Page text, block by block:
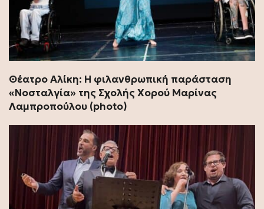
Θέατρο Αλίκη: Η φιλανθρωπική παράσταση
«Νοσταλγία» της Σχολής Χορού Μαρίνας
Λαμπροπούλου (photo)